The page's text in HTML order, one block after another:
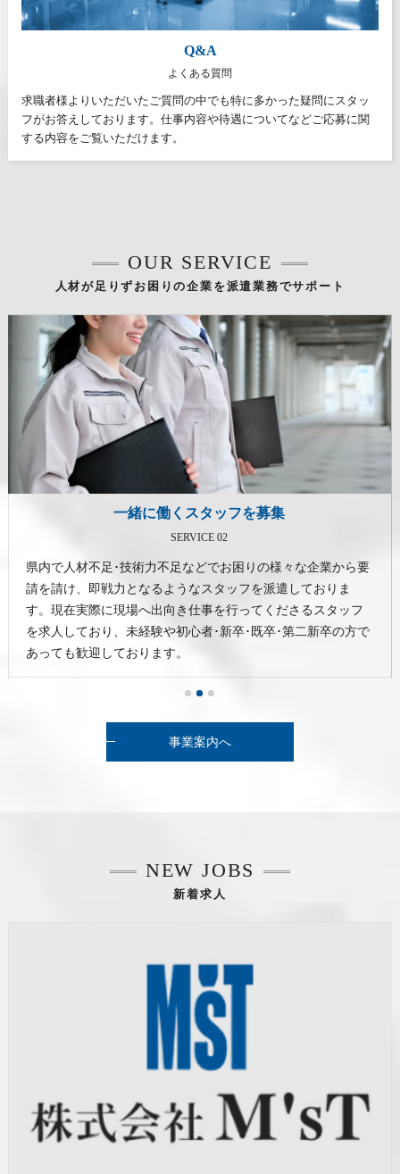
Q&A
よくある質問
求職者様よりいただいたご質問の中でも特に多かった疑問にスタッ
フがお答えしております。仕事内容や待遇についてなどご応募に関
する内容をご覧いただけます。
人材が足りずお困りの企業を派遣業務でサポート
OUR SERVICE
一緒に働くスタッフを募集
SERVICE 02
県内で人材不足･技術力不足などでお困りの様々な企業から要
請を請け、即戦力となるようなスタッフを派遣しておりま
す。現在実際に現場へ出向き仕事を行ってくださるスタッフ
を求人しており、未経験や初心者･新卒･既卒･第二新卒の方で
あっても歓迎しております。
事業案内へ
新着求人
NEW JOBS